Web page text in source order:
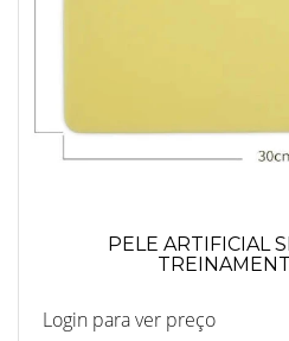
PELE ARTIFICIAL
Login para ver preço